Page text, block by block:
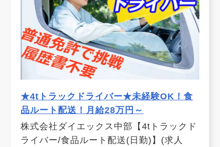
★4tトラックドライバー★未経験OK！食
品ルート配送！月給28万円～
株式会社ダイエックス中部【4tトラックド
ライバー/食品ルート配送(日勤)】(求人